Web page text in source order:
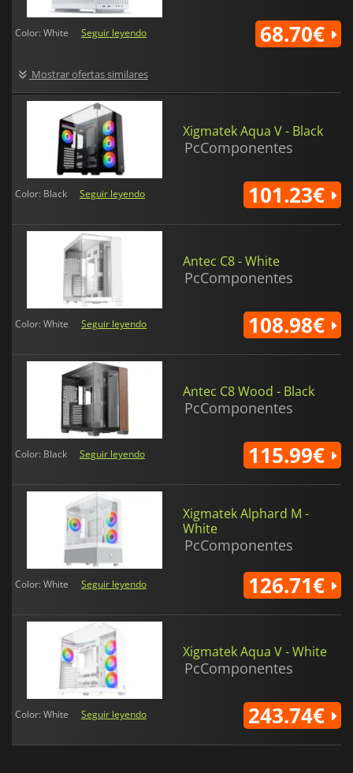
Color: White Seguir leyendo
Mostrar ofertas similares
68.70€
Xigmatek Aqua V - Black
PcComponentes
Color: Black Seguir leyendo 101.23€
Antec C8 - White
PcComponentes
Color: White Seguir leyendo 108.98€
Antec C8 Wood - Black
PcComponentes
Color: Black Seguir leyendo 115.99€
Xigmatek Alphard M -
White
PcComponentes
Color: White Seguir leyendo 126.71€
Xigmatek Aqua V - White
PcComponentes
Color: White Seguir leyendo 243.74€